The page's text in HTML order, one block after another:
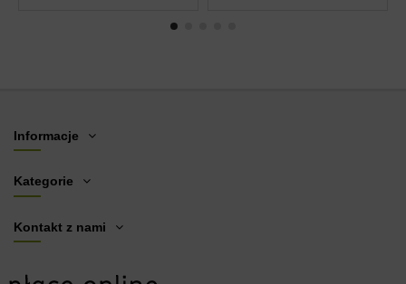
Informacje
Kategorie
Kontakt z nami